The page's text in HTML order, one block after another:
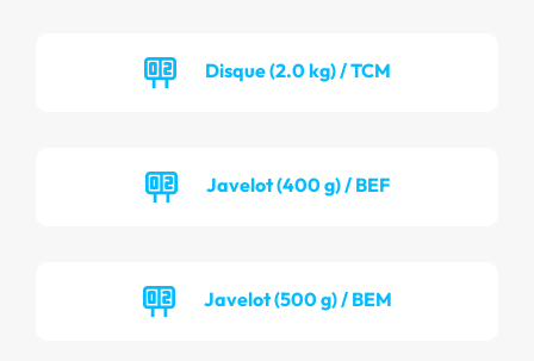
Disque (2.0 kg) / TCM
Javelot (400 g) / BEF
Javelot (500 g) / BEM